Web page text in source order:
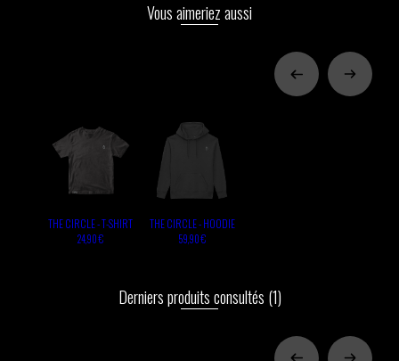
Vous aimeriez aussi
THE CIRCLE - T-SHIRT
24,90 €
THE CIRCLE - HOODIE
59,90 €
Derniers produits consultés (1)